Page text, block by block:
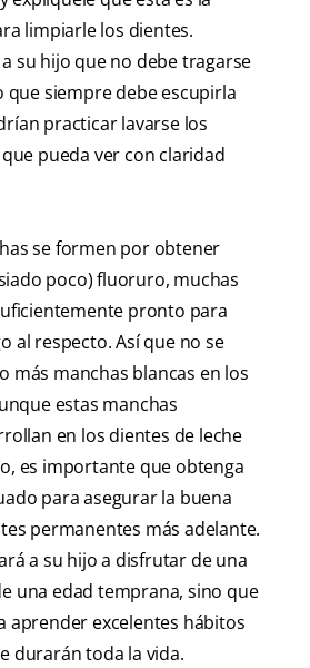
limpiarle los dientes.
su hijo que no debe tragarse
que siempre debe escupirla
practicar lavarse los
pueda ver con claridad
se formen por obtener
poco) fluoruro, muchas
pronto para
al respecto. Así que no se
más manchas blancas en los
estas manchas
en los dientes de leche
es importante que obtenga
para asegurar la buena
permanentes más adelante.
a su hijo a disfrutar de una
una edad temprana, sino que
aprender excelentes hábitos
durarán toda la vida.